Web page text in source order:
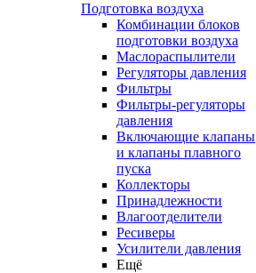
Подготовка воздуха
Комбинации блоков
подготовки воздуха
Маслораспылители
Регуляторы давления
Фильтры
Фильтры-регуляторы
давления
Включающие клапаны
и клапаны плавного
пуска
Коллекторы
Принадлежности
Влагоотделители
Ресиверы
Усилители давления
Ещё